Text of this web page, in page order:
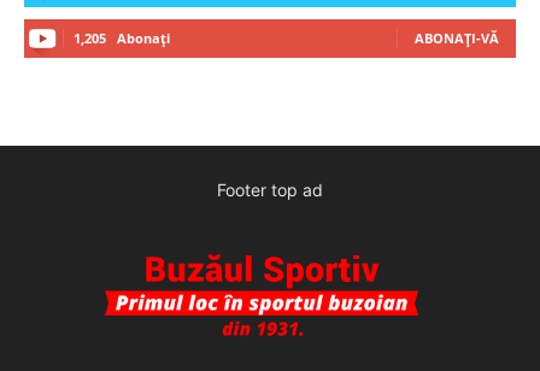
1,205 Abonați ABONAȚI-VĂ
Footer top ad